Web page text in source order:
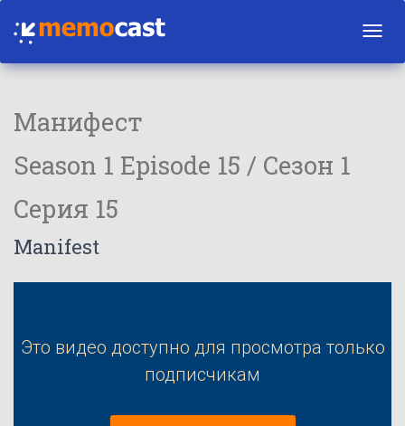
Манифест
Season 1 Episode 15 / Сезон 1
Серия 15
Manifest
Это видео доступно для просмотра только
подписчикам